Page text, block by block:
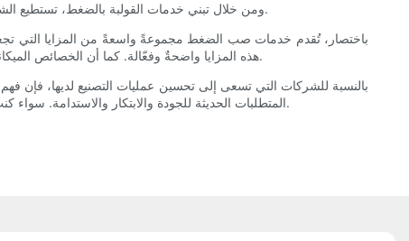
ومن خلال تبني خدمات القولبة بالضغط، تستطيع الشركات تعزيز اعتمادها على البيئة مع الحفاظ على قدرات الإنتاج التنافسية - وهو التوازن الذي أصبح حيويا بشكل متزايد في أسواق اليوم التي تهتم بالبيئة.
باختصار، تُقدم خدمات صب الضغط مجموعةً واسعةً من المزايا التي
هذه المزايا واضحةٌ وفعّالة. كما أن الخصائص الميكانيكية المُحسّنة ومرونة التصميم تُعزز من مكانة صب الضغط كعملية تصنيع متعددة الاستخدامات وموثوقة، قادرة على تلبية المتطلبات المعقدة والدقيقة.
بالنسبة للشركات التي تسعى إلى تحسين عمليات التصنيع لديها، فإن
المتطلبات الحديثة للجودة والابتكار والاستدامة. سواء كنت تُطوّر منتجات جديدة أو تُحسّن منتجاتك الحالية، فإن الاستفادة من إمكانات خدمات صب الضغط تُوفر ميزة استراتيجية تُعزز النجاح في سوق تنافسية.